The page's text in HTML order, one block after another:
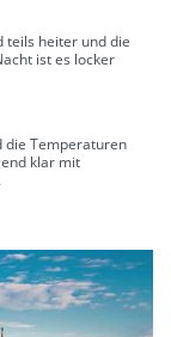
teils heiter und die
ist es locker
die Temperaturen
klar mit